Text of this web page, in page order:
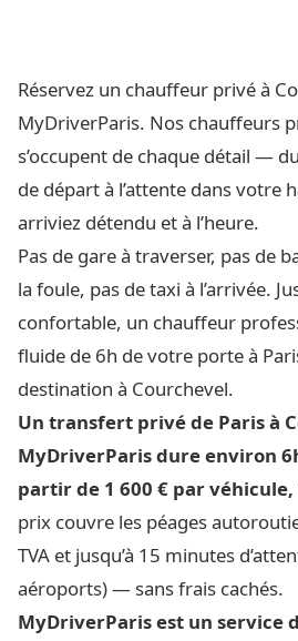
Réservez un chauffeur privé à
MyDriverParis. Nos chauffeurs
s’occupent de chaque détail —
de départ à l’attente dans votre
arriviez détendu et à l’heure.
Pas de gare à traverser, pas de
la foule, pas de taxi à l’arrivée.
confortable, un chauffeur
fluide de 6h de votre porte à
destination à Courchevel.
Un transfert privé de Paris à
MyDriverParis dure environ
partir de 1 600 € par
prix couvre les péages
TVA et jusqu’à 15 minutes
aéroports) — sans frais cachés.
MyDriverParis est un service